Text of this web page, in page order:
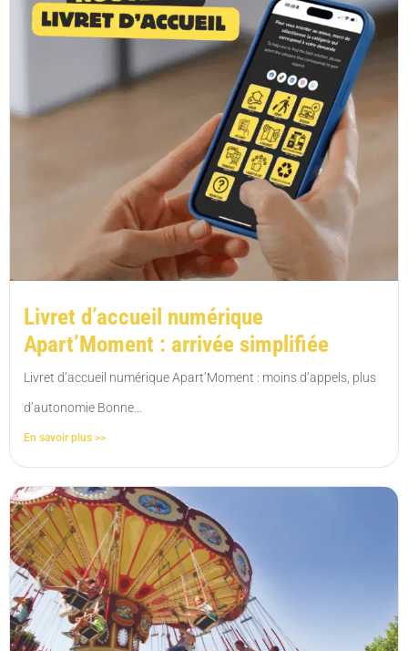
Livret d’accueil numérique
Apart’Moment : arrivée simplifiée
Livret d’accueil numérique Apart’Moment : moins d’appels, plus
d’autonomie Bonne...
En savoir plus >>